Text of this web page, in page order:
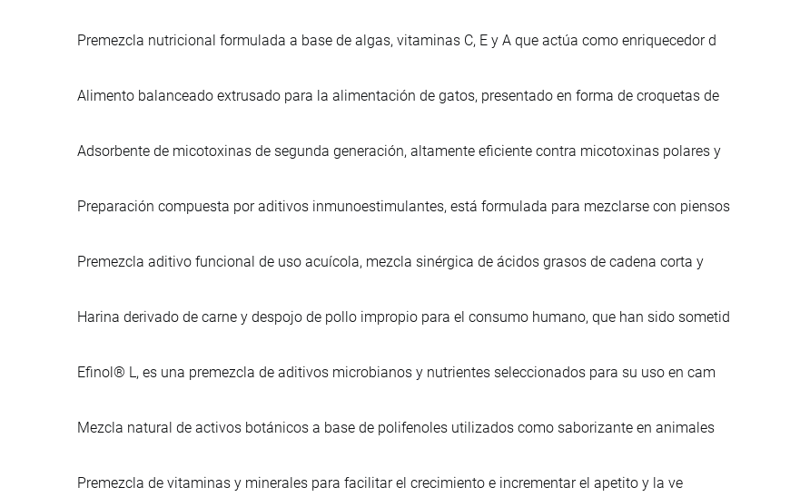
Premezcla nutricional formulada a base de algas, vitaminas C, E y A que actúa como enriquecedor d
Alimento balanceado extrusado para la alimentación de gatos, presentado en forma de croquetas de
Adsorbente de micotoxinas de segunda generación, altamente eficiente contra micotoxinas polares y
Preparación compuesta por aditivos inmunoestimulantes, está formulada para mezclarse con piensos
Premezcla aditivo funcional de uso acuícola, mezcla sinérgica de ácidos grasos de cadena corta y
Harina derivado de carne y despojo de pollo impropio para el consumo humano, que han sido sometid
Efinol® L, es una premezcla de aditivos microbianos y nutrientes seleccionados para su uso en cam
Mezcla natural de activos botánicos a base de polifenoles utilizados como saborizante en animales
Premezcla de vitaminas y minerales para facilitar el crecimiento e incrementar el apetito y la ve